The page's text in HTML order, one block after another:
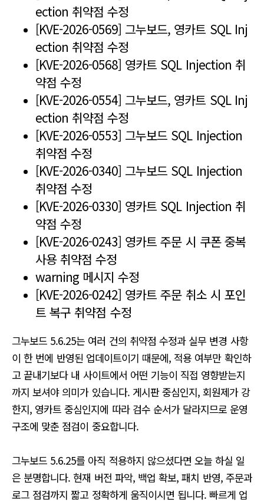
ection 취약점 수정
[KVE-2026-0569] 그누보드, 영카트 SQL Inj
ection 취약점 수정
[KVE-2026-0568] 영카트 SQL Injection 취
약점 수정
[KVE-2026-0554] 그누보드, 영카트 SQL Inj
ection 취약점 수정
[KVE-2026-0553] 그누보드 SQL Injection
취약점 수정
[KVE-2026-0340] 그누보드 SQL Injection
취약점 수정
[KVE-2026-0330] 영카트 SQL Injection 취
약점 수정
[KVE-2026-0243] 영카트 주문 시 쿠폰 중복
사용 취약점 수정
warning 메시지 수정
[KVE-2026-0242] 영카트 주문 취소 시 포인
트 복구 취약점 수정
그누보드 5.6.25는 여러 건의 취약점 수정과 실무 변경 사항
이 한 번에 반영된 업데이트이기 때문에, 적용 여부만 확인하
고 끝내기보다 내 사이트에서 어떤 기능이 직접 영향받는지
까지 보셔야 의미가 있습니다. 게시판 중심인지, 회원제가 강
한지, 영카트 중심인지에 따라 검수 순서가 달라지므로 운영
구조에 맞춘 점검이 중요합니다.
그누보드 5.6.25를 아직 적용하지 않으셨다면 오늘 하실 일
은 분명합니다. 현재 버전 파악, 백업 확보, 패치 반영, 주문과
로그 점검까지 짧고 정확하게 움직이시면 됩니다. 빠르게 업